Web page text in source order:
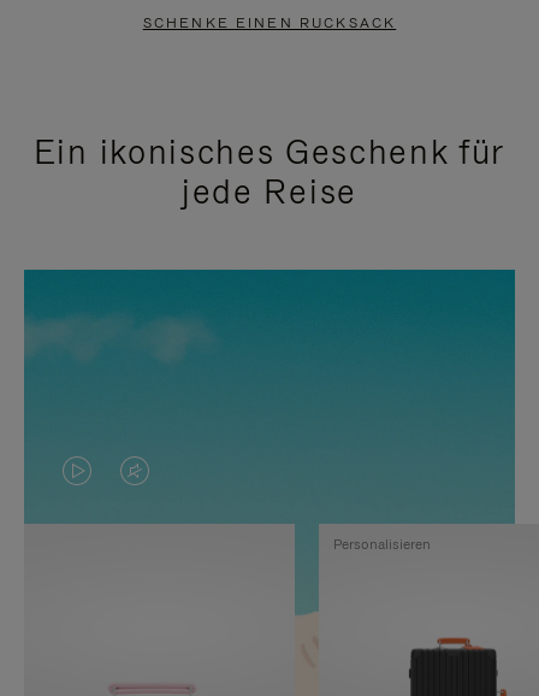
SCHENKE EINEN RUCKSACK
Ein ikonisches Geschenk für
jede Reise
DAS
VIDEO
VIDEO
IST
Personalisieren